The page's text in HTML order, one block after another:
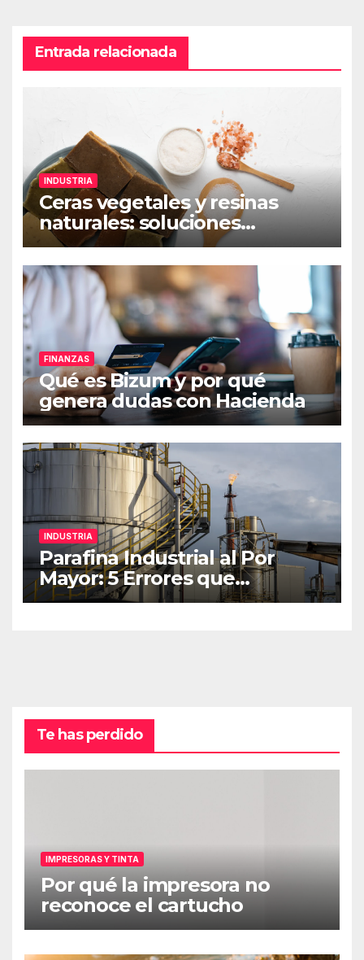
Entrada relacionada
INDUSTRIA
Ceras vegetales y resinas
naturales: soluciones
sostenibles para
formulaciones industriales
FINANZAS
Qué es Bizum y por qué
genera dudas con Hacienda
INDUSTRIA
Parafina Industrial al Por
Mayor: 5 Errores que
Impactan tu Rentabilidad
Te has perdido
IMPRESORAS Y TINTA
Por qué la impresora no
reconoce el cartucho